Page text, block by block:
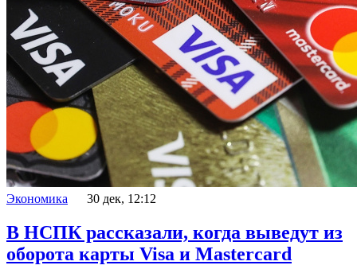
Экономика 30 дек, 12:12
В НСПК рассказали, когда выведут из
оборота карты Visa и Mastercard